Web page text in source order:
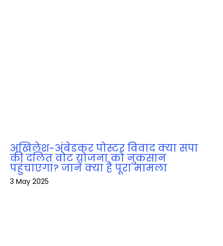
अखिलेश-अंबेडकर पोस्टर विवाद क्या सपा
की दलित वोट योजना को नुकसान
पहुंचाएगा? जानें क्या है पूरा मामला
3 May 2025